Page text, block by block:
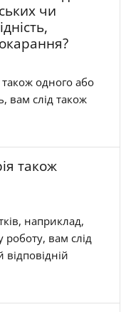
чи
також одного або
вам слід також
також
наприклад,
роботу, вам слід
відповідній